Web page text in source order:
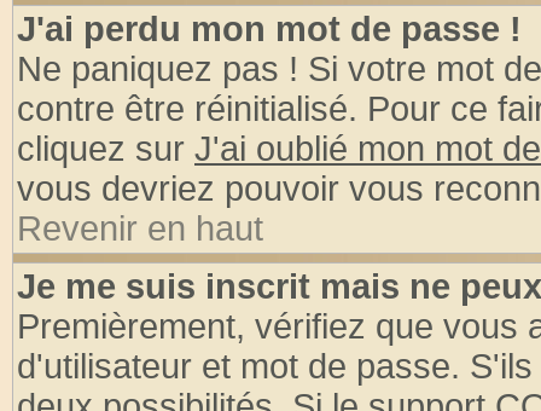
J'ai perdu mon mot de passe !
Ne paniquez pas ! Si votre mot
contre être réinitialisé. Pour ce
cliquez sur J'ai oublié mon mot
vous devriez pouvoir vous
Revenir en haut
Je me suis inscrit mais ne
Premièrement, vérifiez que vous
d'utilisateur et mot de passe.